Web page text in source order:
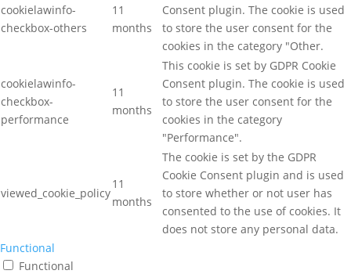
cookielawinfo-
checkbox-others
11
months
Consent plugin. The cookie is used
to store the user consent for the
cookies in the category "Other.
cookielawinfo-
checkbox-
performance
11
months
This cookie is set by GDPR Cookie
Consent plugin. The cookie is used
to store the user consent for the
cookies in the category
"Performance".
viewed_cookie_policy
11
months
The cookie is set by the GDPR
Cookie Consent plugin and is used
to store whether or not user has
consented to the use of cookies. It
does not store any personal data.
Functional
Functional